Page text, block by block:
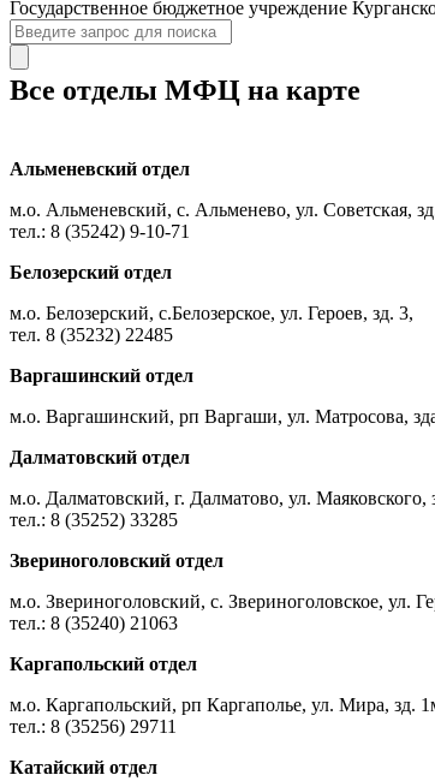
Государственное бюджетное учреждение
Все отделы МФЦ на карте
Альменевский отдел
м.о. Альменевский, с. Альменево, ул. Советская,
тел.: 8 (35242) 9-10-71
Белозерский отдел
м.о. Белозерский, с.Белозерское, ул. Героев, зд. 3,
тел. 8 (35232) 22485
Варгашинский отдел
м.о. Варгашинский, рп Варгаши, ул. Матросова,
Далматовский отдел
м.о. Далматовский, г. Далматово, ул. Маяковского,
тел.: 8 (35252) 33285
Звериноголовский отдел
м.о. Звериноголовский, с. Звериноголовское, ул.
тел.: 8 (35240) 21063
Каргапольский отдел
м.о. Каргапольский, рп Каргаполье, ул. Мира, зд.
тел.: 8 (35256) 29711
Катайский отдел